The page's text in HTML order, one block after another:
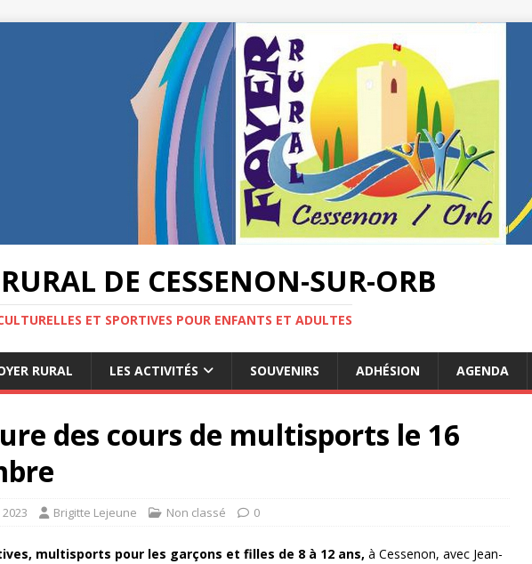
DE CESSENON-SUR-ORB
ET SPORTIVES POUR ENFANTS ET ADULTES
RURAL LES ACTIVITÉS SOUVENIRS ADHÉSION AGENDA
des cours de multisports le 16
Brigitte Lejeune Non classé 0
multisports pour les garçons et filles de 8 à 12 ans, à Cessenon, avec Jean-